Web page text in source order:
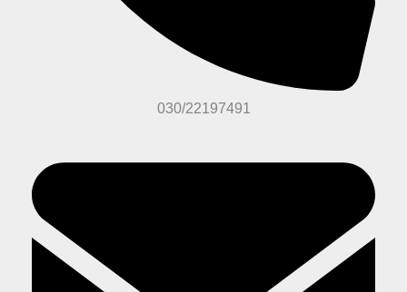
030/22197491